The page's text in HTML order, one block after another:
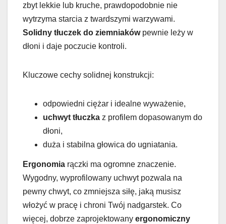
zbyt lekkie lub kruche, prawdopodobnie nie
wytrzyma starcia z twardszymi warzywami.
Solidny tłuczek do ziemniakówpewnie leży w
dłoni i daje poczucie kontroli.
Kluczowe cechy solidnej konstrukcji:
odpowiedni ciężar i idealne wyważenie,
uchwyt tłuczka z profilem dopasowanym do
dłoni,
duża i stabilna głowica do ugniatania.
Ergonomia rączki ma ogromne znaczenie.
Wygodny, wyprofilowany uchwyt pozwala na
pewny chwyt, co zmniejsza siłę, jaką musisz
włożyć w pracę i chroni Twój nadgarstek. Co
więcej, dobrze zaprojektowany ergonomiczny